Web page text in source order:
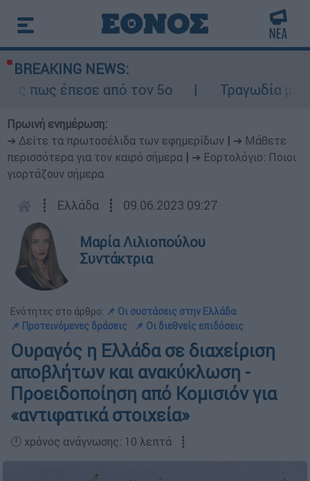
BREAKING NEWS:
από τον 5ο
Τραγωδία με δύο
Πρωινή ενημέρωση:
➔ Δείτε τα πρωτοσέλιδα των εφημερίδων
➔ Μάθετε
περισσότερα για τον καιρό σήμερα
➔ Εορτολόγιο: Ποιοι
γιορτάζουν σήμερα
┋ Ελλάδα ┋ 09.06.2023 09:27
Μαρία Λιλιοπούλου
Συντάκτρια
Ενότητες στο άρθρο: 📌 Οι συστάσεις στην Ελλάδα
📌 Προτεινόμενες δράσεις
📌 Οι διεθνείς επιδόσεις
Ουραγός η Ελλάδα σε διαχείριση
αποβλήτων και ανακύκλωση -
Προειδοποίηση από Κομισιόν για
«αντιφατικά στοιχεία»
🕛 χρόνος ανάγνωσης: 10 λεπτά ┋